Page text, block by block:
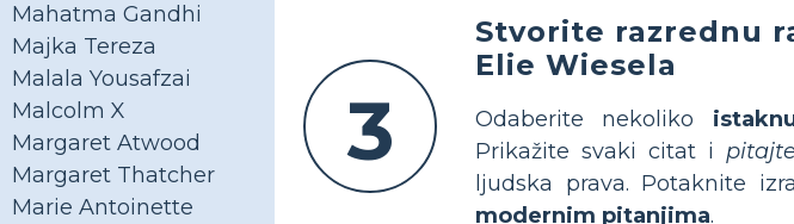
Mahatma Gandhi
Majka Tereza
Malala Yousafzai
Malcolm X
Margaret Atwood
Margaret Thatcher
Marie Antoinette
3
Stvorite razrednu
Elie Wiesela
Odaberite nekoliko
Prikažite svaki citat i
ljudska prava. Potaknite
modernim pitanjima.